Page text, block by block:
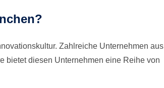
Zahlreiche Unternehmen aus
bietet diesen Unternehmen eine Reihe von